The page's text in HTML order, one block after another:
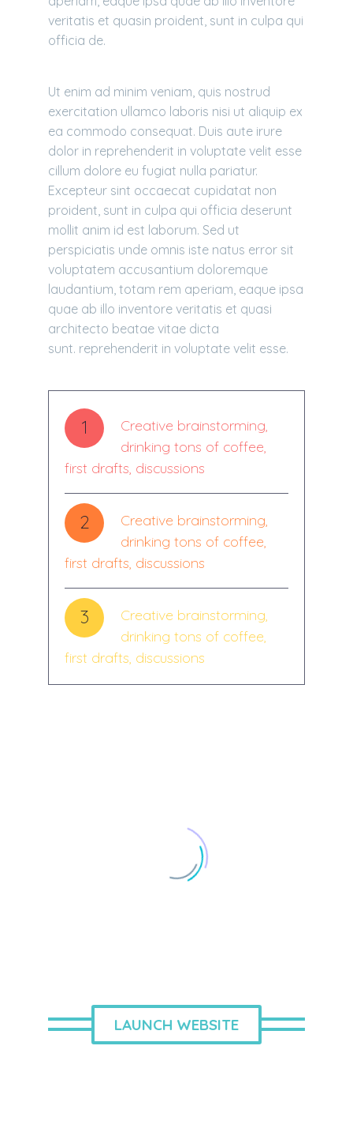
veritatis et quasin proident, sunt in culpa qui
officia de.
Ut enim ad minim veniam, quis nostrud
exercitation ullamco laboris nisi ut aliquip ex
ea commodo consequat. Duis aute irure
dolor in reprehenderit in voluptate velit esse
cillum dolore eu fugiat nulla pariatur.
Excepteur sint occaecat cupidatat non
proident, sunt in culpa qui officia deserunt
mollit anim id est laborum. Sed ut
perspiciatis unde omnis iste natus error sit
voluptatem accusantium doloremque
laudantium, totam rem aperiam, eaque ipsa
quae ab illo inventore veritatis et quasi
architecto beatae vitae dicta
sunt. reprehenderit in voluptate velit esse.
1
Creative brainstorming,
drinking tons of coffee,
first drafts, discussions
2
Creative brainstorming,
drinking tons of coffee,
first drafts, discussions
3
Creative brainstorming,
drinking tons of coffee,
first drafts, discussions
LAUNCH WEBSITE